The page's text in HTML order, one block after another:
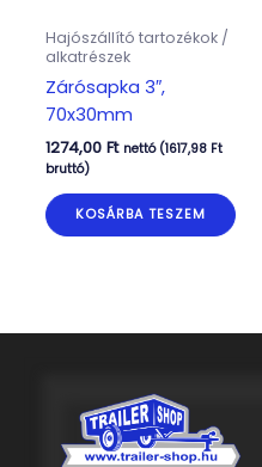
Hajószállító tartozékok /
alkatrészek
Zárósapka 3″,
70x30mm
1274,00 Ft nettó (1617,98 Ft
bruttó)
KOSÁRBA TESZEM